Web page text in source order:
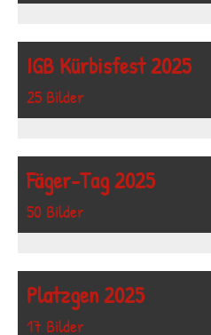
IGB Kürbisfest 2025
25 Bilder
Fäger-Tag 2025
50 Bilder
Platzgen 2025
17 Bilder